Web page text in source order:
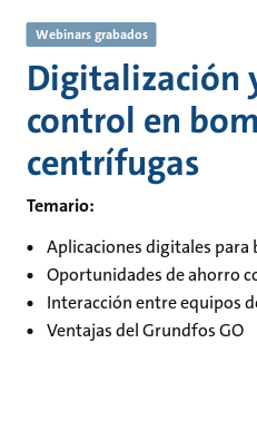
Webinars grabados
Digitalización
control en
centrífugas
Temario:
Aplicaciones digitales
Oportunidades de ahorro
Interacción entre equipos
Ventajas del Grundfos GO